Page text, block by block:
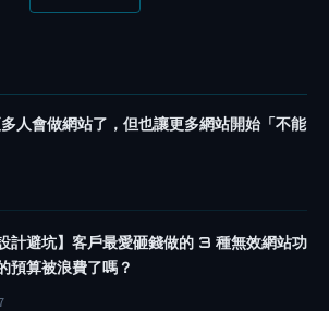
人會做網站了，但也讓更多網站開始「不能
設計避坑】客戶最愛砸錢做的 3 種無效網站功
預算被浪費了嗎？